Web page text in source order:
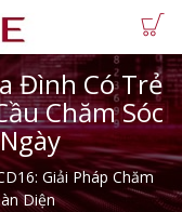
Đình Có Trẻ
Chăm Sóc
Giải Pháp Chăm
Diện